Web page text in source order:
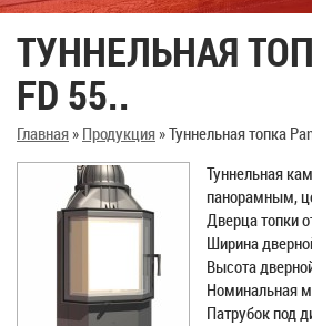
ТУННЕЛЬНАЯ
FD 55..
Главная» Продукция»Туннельная топка
Туннельная
панорамным,
Дверца топки
Ширина
Высота
Номинальная
Патрубок под